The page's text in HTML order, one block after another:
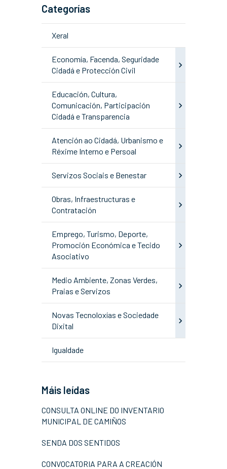
Categorías
Xeral
Economía, Facenda, Seguridade
Cidadá e Protección Civil
Educación, Cultura,
Comunicación, Participación
Cidadá e Transparencia
Atención ao Cidadá, Urbanismo e
Réxime Interno e Persoal
Servizos Sociais e Benestar
Obras, Infraestructuras e
Contratación
Emprego, Turismo, Deporte,
Promoción Económica e Tecido
Asociativo
Medio Ambiente, Zonas Verdes,
Praias e Servizos
Novas Tecnoloxías e Sociedade
Dixital
Igualdade
Máis leídas
CONSULTA ONLINE DO INVENTARIO
MUNICIPAL DE CAMIÑOS
SENDA DOS SENTIDOS
CONVOCATORIA PARA A CREACIÓN